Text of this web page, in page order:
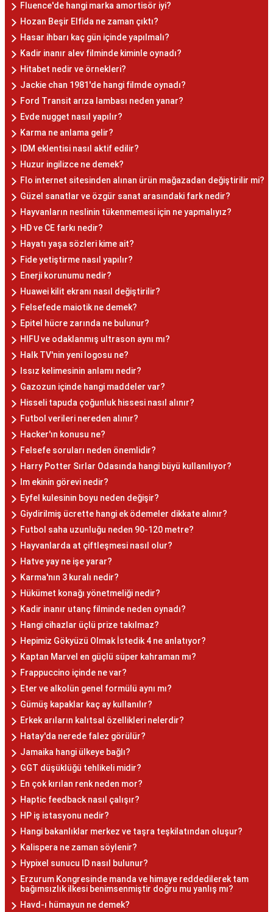
Fluence'de hangi marka amortisör iyi?
Hozan Beşir Elfida ne zaman çıktı?
Hasar ihbarı kaç gün içinde yapılmalı?
Kadir inanır alev filminde kiminle oynadı?
Hitabet nedir ve örnekleri?
Jackie chan 1981'de hangi filmde oynadı?
Ford Transit arıza lambası neden yanar?
Evde nugget nasıl yapılır?
Karma ne anlama gelir?
IDM eklentisi nasıl aktif edilir?
Huzur ingilizce ne demek?
Flo internet sitesinden alınan ürün mağazadan değiştirilir mi?
Güzel sanatlar ve özgür sanat arasındaki fark nedir?
Hayvanların neslinin tükenmemesi için ne yapmalıyız?
HD ve CE farkı nedir?
Hayatı yaşa sözleri kime ait?
Fide yetiştirme nasıl yapılır?
Enerji korunumu nedir?
Huawei kilit ekranı nasıl değiştirilir?
Felsefede maiotik ne demek?
Epitel hücre zarında ne bulunur?
HIFU ve odaklanmış ultrason aynı mı?
Halk TV'nin yeni logosu ne?
Issız kelimesinin anlamı nedir?
Gazozun içinde hangi maddeler var?
Hisseli tapuda çoğunluk hissesi nasıl alınır?
Futbol verileri nereden alınır?
Hacker'ın konusu ne?
Felsefe soruları neden önemlidir?
Harry Potter Sırlar Odasında hangi büyü kullanılıyor?
Im ekinin görevi nedir?
Eyfel kulesinin boyu neden değişir?
Giydirilmiş ücrette hangi ek ödemeler dikkate alınır?
Futbol saha uzunluğu neden 90-120 metre?
Hayvanlarda at çiftleşmesi nasıl olur?
Hatve yay ne işe yarar?
Karma'nın 3 kuralı nedir?
Hükümet konağı yönetmeliği nedir?
Kadir inanır utanç filminde neden oynadı?
Hangi cihazlar üçlü prize takılmaz?
Hepimiz Gökyüzü Olmak İstedik 4 ne anlatıyor?
Kaptan Marvel en güçlü süper kahraman mı?
Frappuccino içinde ne var?
Eter ve alkolün genel formülü aynı mı?
Gümüş kapaklar kaç ay kullanılır?
Erkek arıların kalıtsal özellikleri nelerdir?
Hatay'da nerede falez görülür?
Jamaika hangi ülkeye bağlı?
GGT düşüklüğü tehlikeli midir?
En çok kırılan renk neden mor?
Haptic feedback nasıl çalışır?
HP iş istasyonu nedir?
Hangi bakanlıklar merkez ve taşra teşkilatından oluşur?
Kalispera ne zaman söylenir?
Hypixel sunucu ID nasıl bulunur?
Erzurum Kongresinde manda ve himaye reddedilerek tam
bağımsızlık ilkesi benimsenmiştir doğru mu yanlış mı?
Havd-ı hümayun ne demek?